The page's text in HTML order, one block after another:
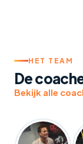
HET TEAM
De
Bekijk alle